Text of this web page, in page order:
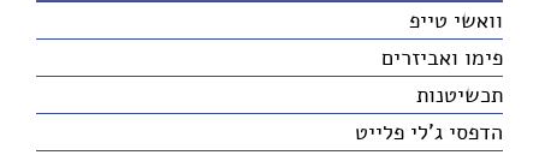
וואשי טייפ
פימו ואביזרים
תכשיטנות
הדפסי ג'לי פלייט